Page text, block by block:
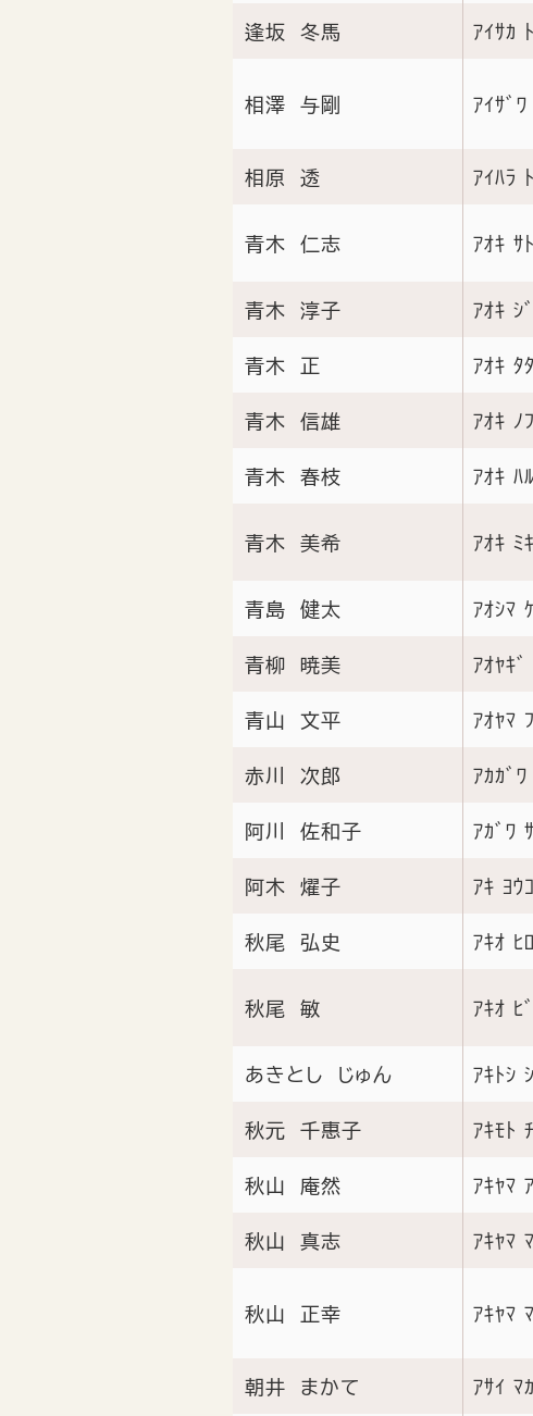
逢坂 冬馬 ｱｲｻｶ
相澤 与剛 ｱｲｻﾞﾜ
相原 透 ｱｲﾊﾗ
青木 仁志 ｱｵｷ ｻ
青木 淳子 ｱｵｷ ｼ
青木 正 ｱｵｷ ﾀ
青木 信雄 ｱｵｷ ﾉ
青木 春枝 ｱｵｷ ﾊ
青木 美希 ｱｵｷ ﾐｷ
青島 健太 ｱｵｼﾏ
青柳 暁美 ｱｵﾔｷﾞ
青山 文平 ｱｵﾔﾏ
赤川 次郎 ｱｶｶﾞﾜ
阿川 佐和子 ｱｶﾞﾜ
阿木 燿子 ｱｷ ﾖｳｺ
秋尾 弘史 ｱｷｵ ﾋ
秋尾 敏 ｱｷｵ ﾋ
あきとし じゅん ｱｷﾄｼ
秋元 千惠子 ｱｷﾓﾄ
秋山 庵然 ｱｷﾔﾏ
秋山 真志 ｱｷﾔﾏ
秋山 正幸 ｱｷﾔﾏ
朝井 まかて ｱｻｲ ﾏ